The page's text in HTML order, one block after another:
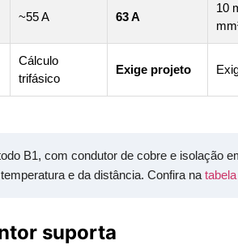
~55 A 63 A
10
Cálculo
trifásico
Exige projeto
B1, com condutor de cobre e isolação
e da distância. Confira na
suporta